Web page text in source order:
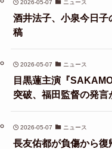
2026-05-07 ニュース
酒井法子、小泉今日
稿
2026-05-07 ニュース
目黒蓮主演『
突破、福田監督の発言
2026-05-07 ニュース
長友佑都が負傷から